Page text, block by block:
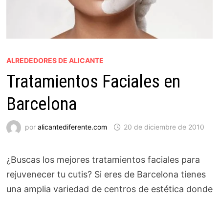
ALREDEDORES DE ALICANTE
Tratamientos Faciales en
Barcelona
por alicantediferente.com 20 de diciembre de 2010
¿Buscas los mejores tratamientos faciales para
rejuvenecer tu cutis? Si eres de Barcelona tienes
una amplia variedad de centros de estética donde